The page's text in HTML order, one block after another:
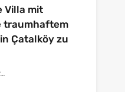
Villa mit
traumhaftem
Çatalköy zu